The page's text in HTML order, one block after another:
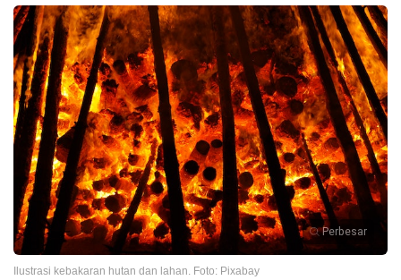
Perbesar
Ilustrasi kebakaran hutan dan lahan. Foto: Pixabay